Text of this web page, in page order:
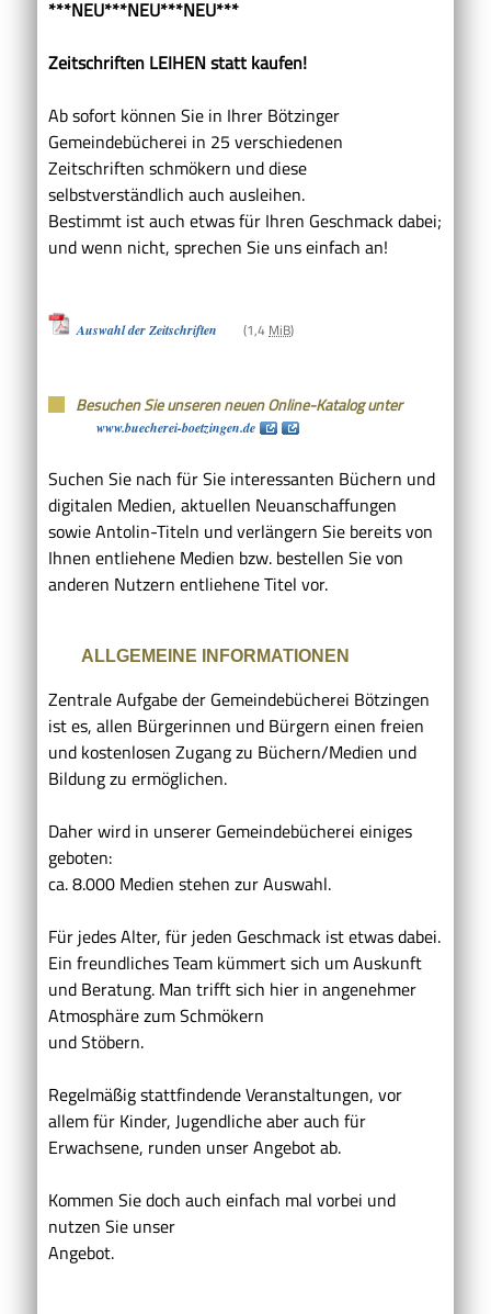
***NEU***NEU***NEU***
Zeitschriften LEIHEN statt kaufen!
Ab sofort können Sie in Ihrer Bötzinger
Gemeindebücherei in 25 verschiedenen
Zeitschriften schmökern und diese
selbstverständlich auch ausleihen.
Bestimmt ist auch etwas für Ihren Geschmack dabei;
und wenn nicht, sprechen Sie uns einfach an!
Auswahl der Zeitschriften (1,4 MiB)
Besuchen Sie unseren neuen Online-Katalog unter
www.buecherei-boetzingen.de
Suchen Sie nach für Sie interessanten Büchern und
digitalen Medien, aktuellen Neuanschaffungen
sowie Antolin-Titeln und verlängern Sie bereits von
Ihnen entliehene Medien bzw. bestellen Sie von
anderen Nutzern entliehene Titel vor.
ALLGEMEINE INFORMATIONEN
Zentrale Aufgabe der Gemeindebücherei Bötzingen
ist es, allen Bürgerinnen und Bürgern einen freien
und kostenlosen Zugang zu Büchern/Medien und
Bildung zu ermöglichen.
Daher wird in unserer Gemeindebücherei einiges
geboten:
ca. 8.000 Medien stehen zur Auswahl.
Für jedes Alter, für jeden Geschmack ist etwas dabei.
Ein freundliches Team kümmert sich um Auskunft
und Beratung. Man trifft sich hier in angenehmer
Atmosphäre zum Schmökern
und Stöbern.
Regelmäßig stattfindende Veranstaltungen, vor
allem für Kinder, Jugendliche aber auch für
Erwachsene, runden unser Angebot ab.
Kommen Sie doch auch einfach mal vorbei und
nutzen Sie unser
Angebot.